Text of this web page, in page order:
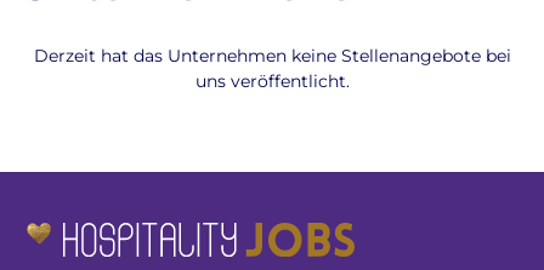
Derzeit hat das Unternehmen keine Stellenangebote bei
uns veröffentlicht.